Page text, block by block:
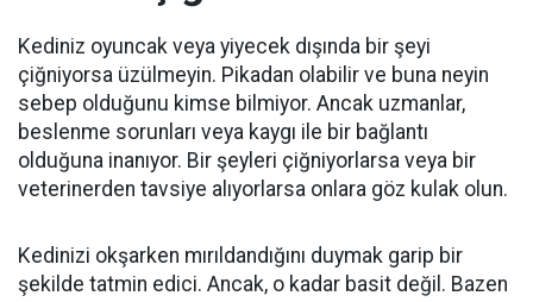
Kediniz oyuncak veya yiyecek dışında bir şeyi
çiğniyorsa üzülmeyin. Pikadan olabilir ve buna neyin
sebep olduğunu kimse bilmiyor. Ancak uzmanlar,
beslenme sorunları veya kaygı ile bir bağlantı
olduğuna inanıyor. Bir şeyleri çiğniyorlarsa veya bir
veterinerden tavsiye alıyorlarsa onlara göz kulak olun.
Kedinizi okşarken mırıldandığını duymak garip bir
şekilde tatmin edici. Ancak, o kadar basit değil. Bazen